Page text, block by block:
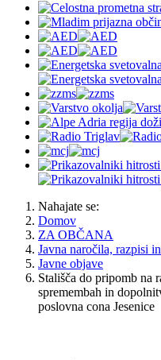
Nahajate se:
Domov
ZA OBČANA
Javna naročila, razpisi
Javne objave
Stališča do pripomb na
spremembah in
poslovna cona Jesenice